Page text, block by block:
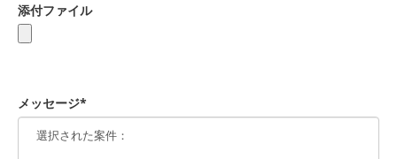
添付ファイル
メッセージ*